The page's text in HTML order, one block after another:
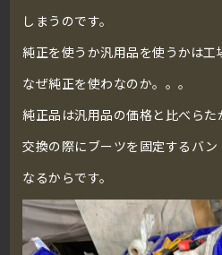
しまうのです。
純正を使うか汎用品を使うかは工
なぜ純正を使わなのか。。。
純正品は汎用品の価格と比べらた
交換の際にブーツを固定するバ
なるからです。